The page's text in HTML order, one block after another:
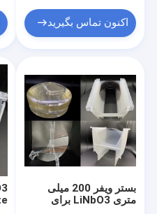
پرونده ها
ویفر پیزوالکتریک
ویفر LiNbO3
ویفر کوارتز تک کریستال
اکنون تماس بگیرید
بستر ویفر 200 میلی
متری LiNbO3 برای